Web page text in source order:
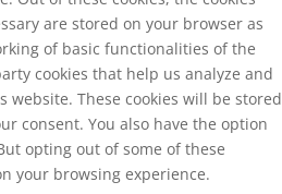
are stored on your browser as
of basic functionalities of the
cookies that help us analyze and
website. These cookies will be stored
consent. You also have the option
opting out of some of these
your browsing experience.